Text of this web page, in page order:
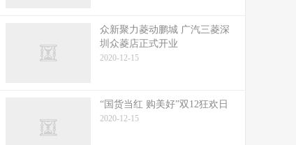
众新聚力菱动鹏城 广汽三菱深
圳众菱店正式开业
2020-12-15
“国货当红 购美好”双12狂欢日
2020-12-15